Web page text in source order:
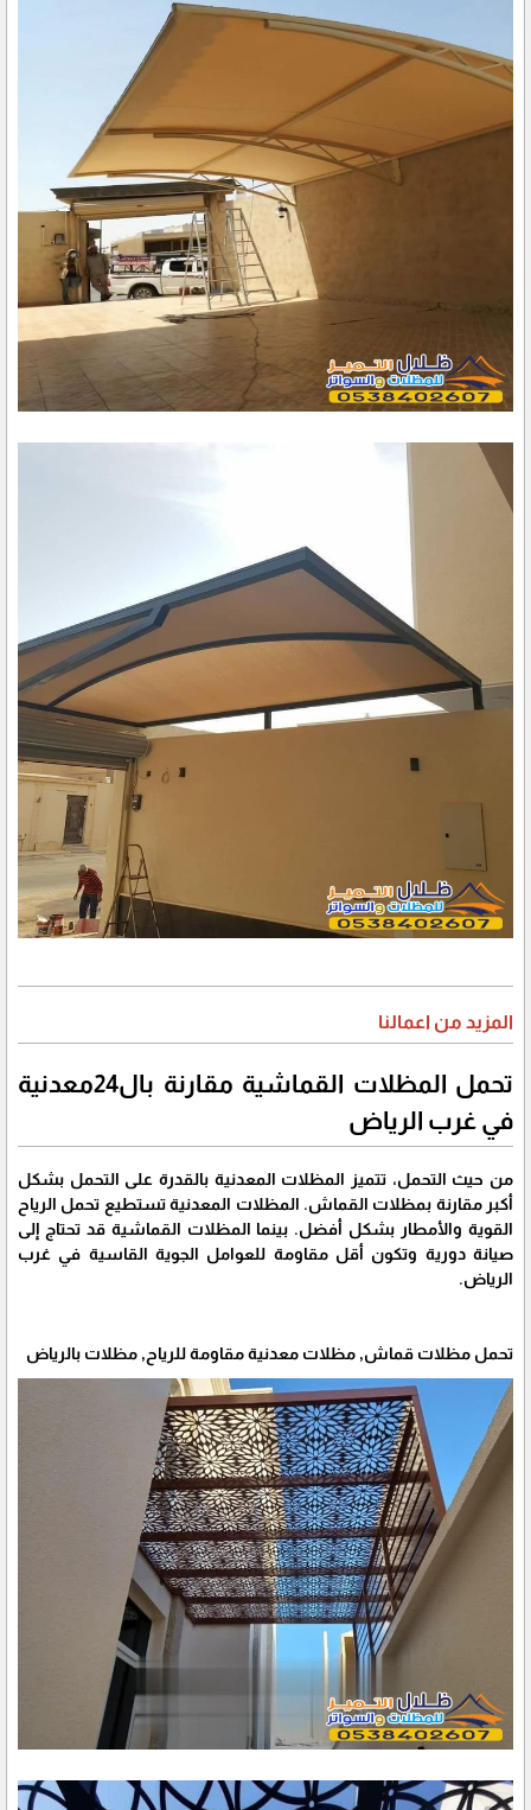
المزيد من اعمالنا
تحمل المظلات القماشية مقارنة بال24معدنية
في غرب الرياض
من حيث التحمل، تتميز المظلات المعدنية بالقدرة على التحمل بشكل
أكبر مقارنة بمظلات القماش. المظلات المعدنية تستطيع تحمل الرياح
القوية والأمطار بشكل أفضل. بينما المظلات القماشية قد تحتاج إلى
صيانة دورية وتكون أقل مقاومة للعوامل الجوية القاسية في غرب
الرياض.
تحمل مظلات قماش, مظلات معدنية مقاومة للرياح, مظلات بالرياض